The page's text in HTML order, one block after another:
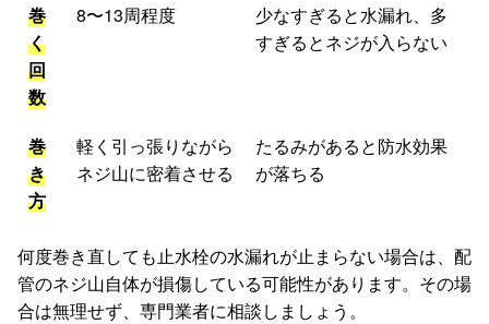
巻
く
回
数
8〜13周程度
少なすぎると水漏れ、多
すぎるとネジが入らない
巻
き
方
軽く引っ張りながら
ネジ山に密着させる
たるみがあると防水効果
が落ちる
何度巻き直しても止水栓の水漏れが止まらない場合は、配
管のネジ山自体が損傷している可能性があります。その場
合は無理せず、専門業者に相談しましょう。